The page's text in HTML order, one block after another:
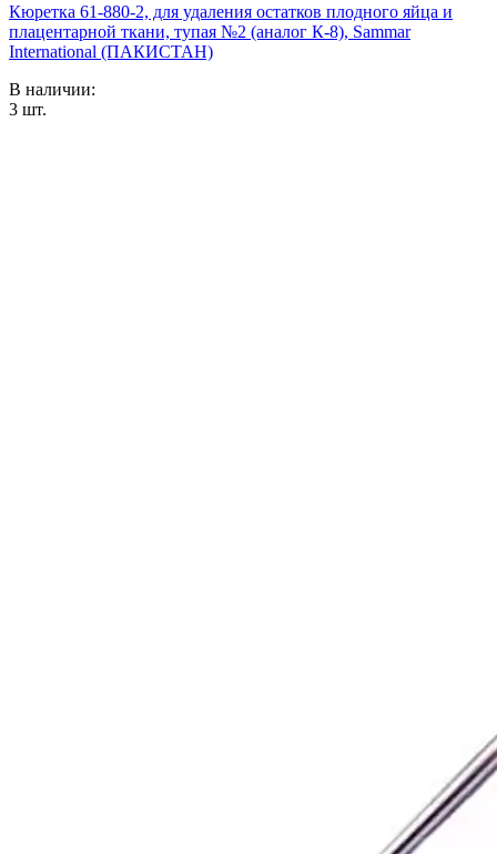
Кюретка 61-880-2, для удаления остатков плодного яйца и
плацентарной ткани, тупая №2 (аналог К-8), Sammar
International (ПАКИСТАН)
В наличии:
3 шт.